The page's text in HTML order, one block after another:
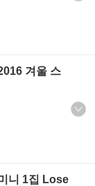
겨울 스
니 1집 Lose